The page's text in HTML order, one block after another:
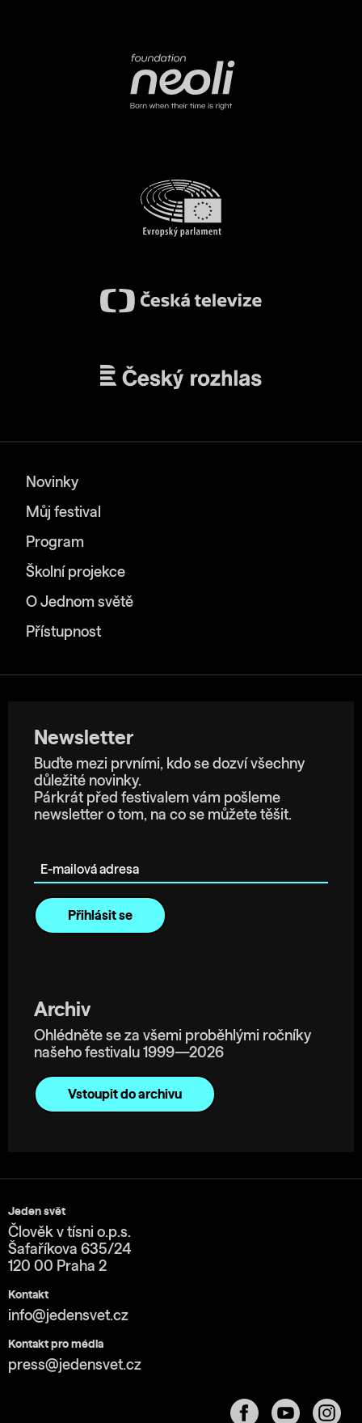
Novinky
Můj festival
Program
Školní projekce
O Jednom světě
Přístupnost
Newsletter
Buďte mezi prvními, kdo se dozví všechny
důležité novinky.
Párkrát před festivalem vám pošleme
newsletter o tom, na co se můžete těšit.
Archiv
Ohlédněte se za všemi proběhlými ročníky
našeho festivalu 1999—2026
Vstoupit do archivu
Jeden svět
Člověk v tísni o.p.s.
Šafaříkova 635/24
120 00 Praha 2
Kontakt
info@jedensvet.cz
Kontakt pro média
press@jedensvet.cz